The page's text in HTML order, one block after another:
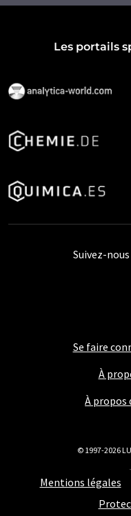
Les portails
Se faire
À
À propos
Mentions légales
Suivez-
© 1997-2026